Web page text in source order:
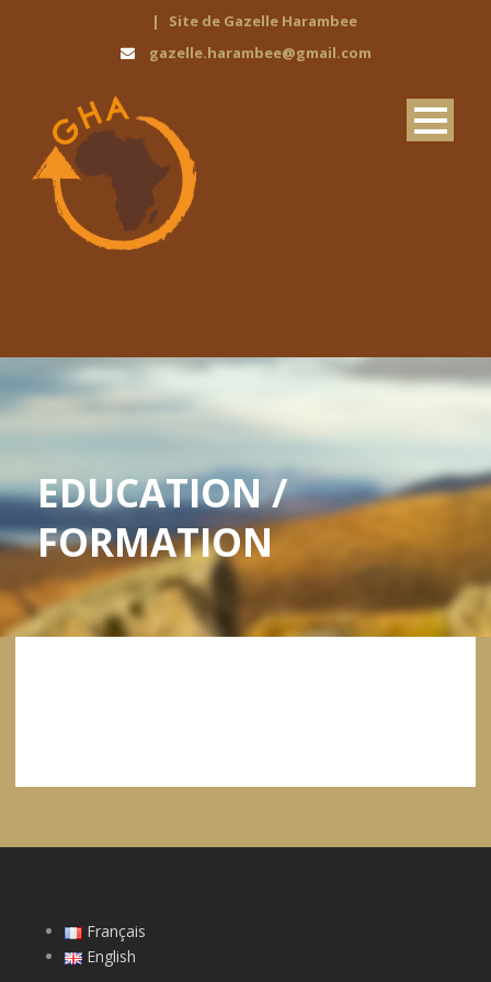
|
Site de Gazelle Harambee
gazelle.harambee@gmail.com
EDUCATION /
FORMATION
Français
English